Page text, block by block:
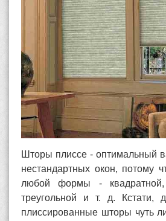
Шторы плиссе - оптимальный
нестандартных окон, потому
любой формы - квадратной,
треугольной и т. д. Кстати,
плиссированные шторы чуть